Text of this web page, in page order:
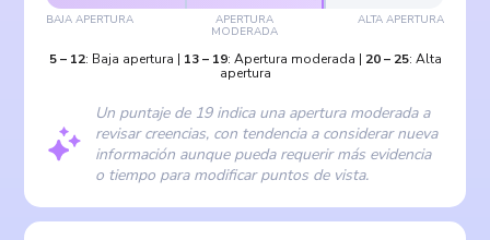
BAJA APERTURA APERTURA
MODERADA
ALTA APERTURA
5– 12: Baja apertura | 13– 19: Apertura moderada | 20– 25: Alta
apertura
Un puntaje de 19 indica una apertura moderada a
revisar creencias, con tendencia a considerar nueva
información aunque pueda requerir más evidencia
o tiempo para modificar puntos de vista.